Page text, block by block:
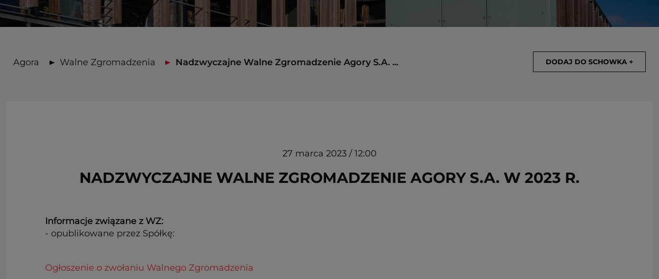
Agora Walne Zgromadzenia Nadzwyczajne Walne Zgromadzenie Agory S.A. ... DODAJ DO SCHOWKA +
27 marca 2023 / 12:00
NADZWYCZAJNE WALNE ZGROMADZENIE AGORY S.A. W 2023 R.
Informacje związane z WZ:
- opublikowane przez Spółkę:
Ogłoszenie o zwołaniu Walnego Zgromadzenia